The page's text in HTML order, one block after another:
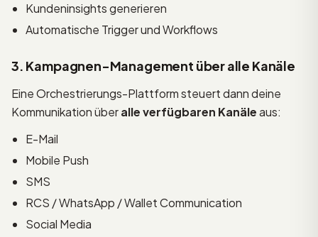
Kundeninsights generieren
Automatische Trigger und Workflows
3. Kampagnen-Management über alle Kanäle
Eine Orchestrierungs-Plattform steuert dann deine
Kommunikation überalle verfügbaren Kanäleaus:
E-Mail
Mobile Push
SMS
RCS / WhatsApp / Wallet Communication
Social Media